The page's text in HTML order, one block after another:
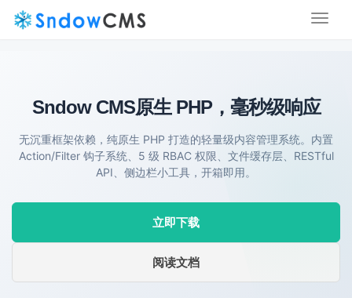
Sndow CMS原生 PHP，毫秒级响应
无沉重框架依赖，纯原生 PHP 打造的轻量级内容管理系统。内置
Action/Filter 钩子系统、5 级 RBAC 权限、文件缓存层、RESTful
API、侧边栏小工具，开箱即用。
立即下载
阅读文档